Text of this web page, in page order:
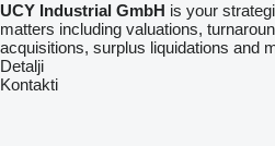
UCY Industrial GmbH is your
matters including valuations,
acquisitions, surplus liquidations and
Detalji
Kontakti